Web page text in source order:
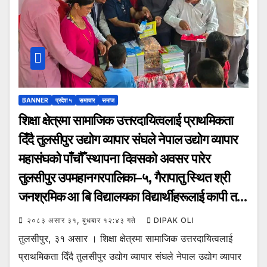
BANNER प्रदेश ५ समाचार समाज
शिक्षा क्षेत्रमा सामाजिक उत्तरदायित्वलाई प्राथमिकता
दिँदै तुलसीपुर उद्योग व्यापार संघले नेपाल उद्योग व्यापार
महासंघको पाँचौँ स्थापना दिवसको अवसर पारेर
तुलसीपुर उपमहानगरपालिका–५, गैरापातु स्थित श्री
जनश्रमिक आ बि विद्यालयका विद्यार्थीहरूलाई कापी तथा
कलम वितरण गरेको छ।
२०८३ असार ३१, बुधबार १२:४३ गते DIPAK OLI
तुलसीपुर, ३१ असार । शिक्षा क्षेत्रमा सामाजिक उत्तरदायित्वलाई
प्राथमिकता दिँदै तुलसीपुर उद्योग व्यापार संघले नेपाल उद्योग व्यापार